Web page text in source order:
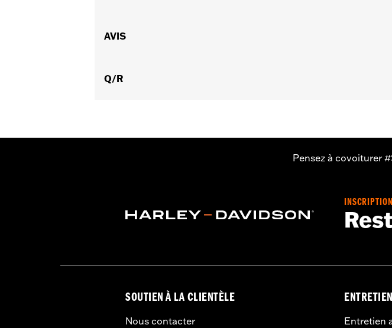
Les modèles FLRT et FLHTCUTG nécessitent l'achat séparé de
Vendu séparément:
Taille de jante:18
Nécessite l’achat séparé du kit de montage de roue
AVIS
Q/R
Pensez à covoiturer
SOUTIEN À LA CLIENTÈLE
Nous contacter
Entretien